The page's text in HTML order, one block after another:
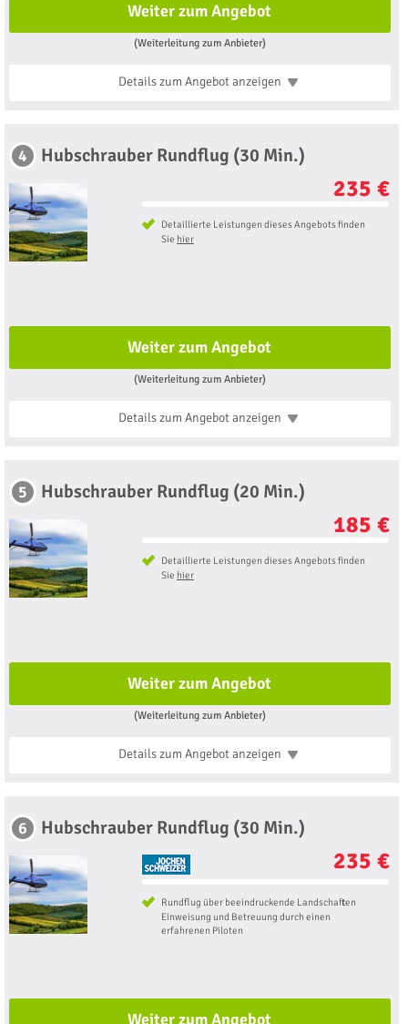
Weiter zum Angebot
(Weiterleitung zum Anbieter)
Details zum Angebotanzeigen
4 Hubschrauber Rundflug (30 Min.)
235 €
Detaillierte Leistungen dieses Angebots finden
Sie hier
Weiter zum Angebot
(Weiterleitung zum Anbieter)
Details zum Angebotanzeigen
5 Hubschrauber Rundflug (20 Min.)
185 €
Detaillierte Leistungen dieses Angebots finden
Sie hier
Weiter zum Angebot
(Weiterleitung zum Anbieter)
Details zum Angebotanzeigen
6 Hubschrauber Rundflug (30 Min.)
235 €
Rundflug über beeindruckende Landschaften
Einweisung und Betreuung durch einen
erfahrenen Piloten
Weiter zum Angebot